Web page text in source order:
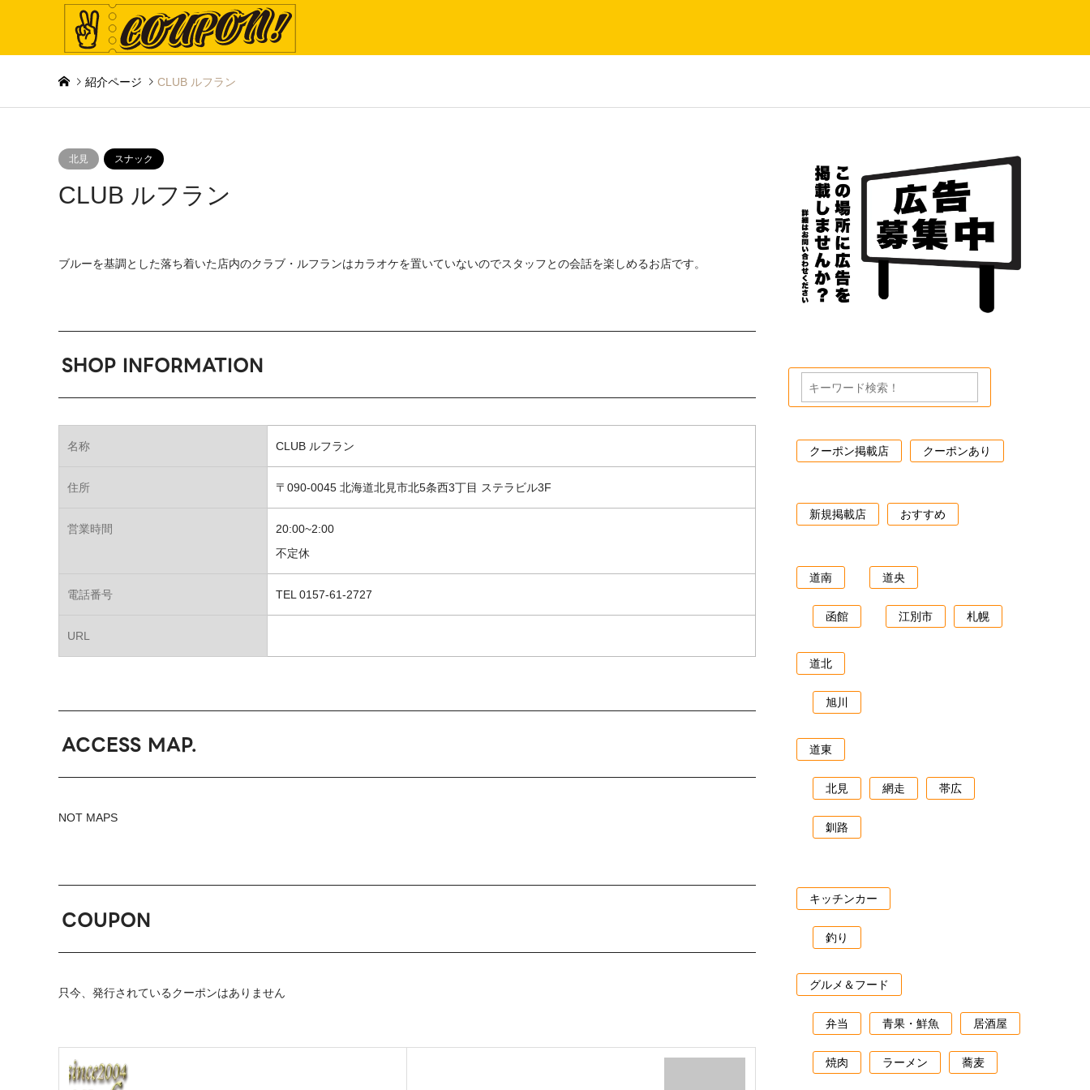
紹介ページ CLUB ルフラン
北見 スナック
CLUB ルフラン
ブルーを基調とした落ち着いた店内のクラブ・ルフランはカラオケを置いていないのでスタッフとの会話を楽しめるお店です。
SHOP INFORMATION
名称 CLUB ルフラン
住所 〒090-0045 北海道北見市北5条西3丁目 ステラビル3F
営業時間
20:00~2:00
不定休
電話番号 TEL 0157-61-2727
URL
ACCESS MAP.
NOT MAPS
COUPON
只今、発行されているクーポンはありません
クーポン掲載店 クーポンあり
新規掲載店 おすすめ
道南
函館
道央
江別市 札幌
道北
旭川
道東
北見 網走 帯広
釧路
キッチンカー
釣り
グルメ＆フード
弁当 青果・鮮魚 居酒屋
焼肉 ラーメン 蕎麦